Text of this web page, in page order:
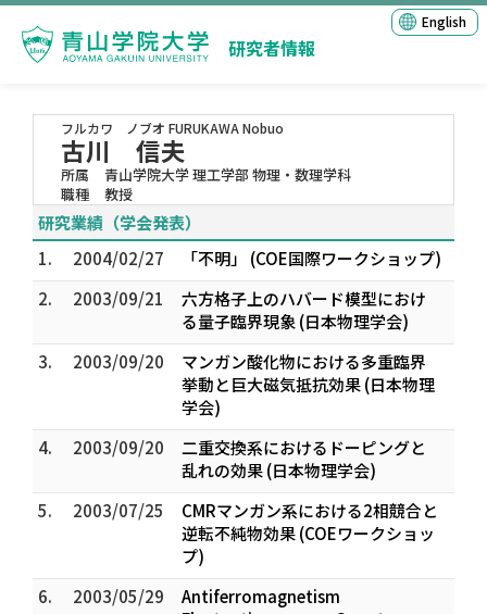
研究者情報
English
フルカワ ノブオ FURUKAWA Nobuo
古川 信夫
所属
青山学院大学 理工学部 物理・数理学科
職種
教授
研究業績（学会発表）
1.
2004/02/27
「不明」 (COE国際ワークショップ)
2.
2003/09/21
六方格子上のハバード模型におけ
る量子臨界現象 (日本物理学会)
3.
2003/09/20
マンガン酸化物における多重臨界
挙動と巨大磁気抵抗効果 (日本物理
学会)
4.
2003/09/20
二重交換系におけるドーピングと
乱れの効果 (日本物理学会)
5.
2003/07/25
CMRマンガン系における2相競合と
逆転不純物効果 (COEワークショッ
プ)
6.
2003/05/29
Antiferromagnetism